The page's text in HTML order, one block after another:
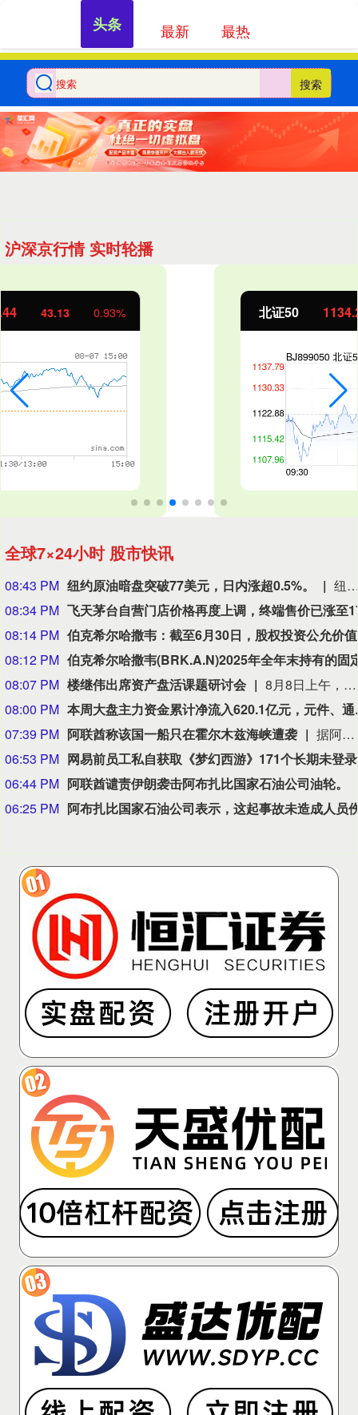
搜索
沪深京行情 实时轮播
北证50 1.01%
全球7×24小时 股市快讯
08:43 PM 纽约原油暗盘突破77美元，日内涨超0.5%。
纽约原油暗盘突破77美元
08:34 PM
08:14 PM
08:12 PM
08:07 PM 楼继伟出席资产盘活课题研讨会
8月8日上午，全球财富管理论坛在京召开“地方国有存量资产盘活进展、难点与策略”课题研讨会，楼继伟出席会议并做总结发言。楼继伟在发言中表示，盘活国有资产既是近期的当务之急，也是一项长期性的战略任务。当前我国GDP平减指数阶段性承压走低，财政维持紧平衡格局的压力持续攀升；我国税收结构以间接税为主体，税收收入增速显著弱于名义GDP增速，财政内生增收动能受限。叠加土地财政收入大幅收缩，地方隐性债务化解、长期限国债常态化发行带来的利息支出刚性上涨，收支两端压力持续凸显。综合多重现实约束来看，国有存量资产盘活并非短期应急手段，而是一项需要常态化、长效化推进的重点工作。（全球财富管理论坛）
08:00 PM
本周大盘主力
07:39 PM 阿联酋称该国一船只在霍尔木兹海峡遭袭
据阿联酋通讯社8月8日报道，阿布扎比国家石油公司证实，该公司一艘船只当天凌晨在通过霍尔木兹海峡时遭导弹袭击。阿布扎比国家石油公司说，袭击未造成人员受伤，目前局面可控。该公司并未提供遭袭船只具体类型、导弹来源以及船只受损情况等更多细节。（新华社）
06:53 PM
06:44 PM 阿联酋谴责伊朗袭击阿布扎比国家石油公司油轮。
06:25 PM
头条 最新 最热